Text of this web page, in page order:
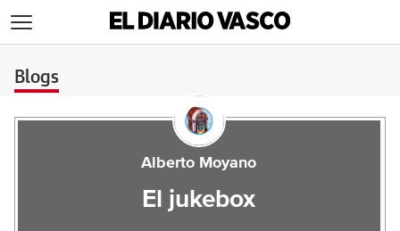
Blogs
Alberto Moyano
El jukebox